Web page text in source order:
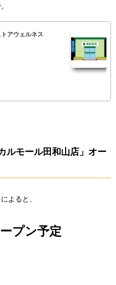
アウェルネス
ルモール田和山店」オー
よると、
プン予定